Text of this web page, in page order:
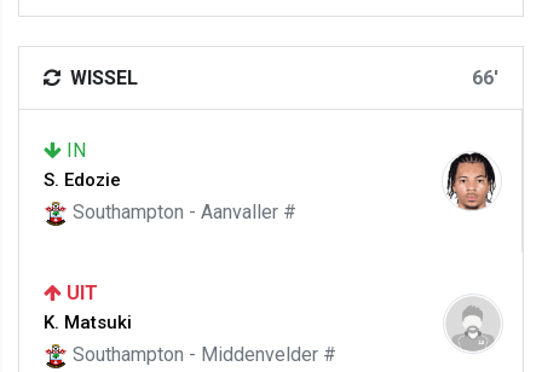
WISSEL 66'
IN
S. Edozie
Southampton - Aanvaller #
UIT
K. Matsuki
Southampton - Middenvelder #